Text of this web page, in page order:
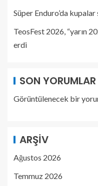
Süper Enduro’da
TeosFest 2026, “yarın
erdi
SON YORUMLAR
Görüntülenecek bir
ARŞIV
Ağustos 2026
Temmuz 2026